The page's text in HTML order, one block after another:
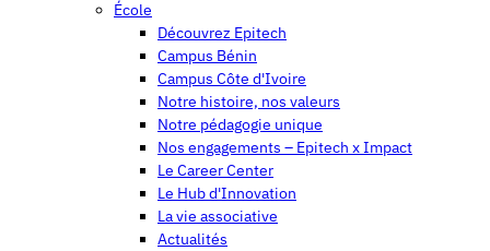
École
Découvrez Epitech
Campus Bénin
Campus Côte d'Ivoire
Notre histoire, nos valeurs
Notre pédagogie unique
Nos engagements – Epitech x Impact
Le Career Center
Le Hub d'Innovation
La vie associative
Actualités